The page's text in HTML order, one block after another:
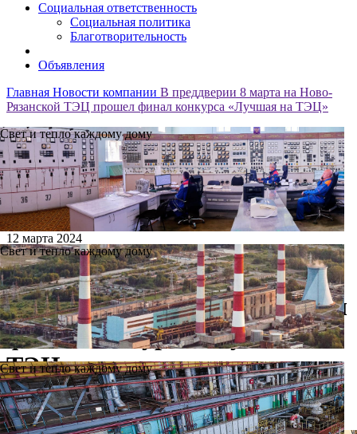
Социальная ответственность
Социальная политика
Благотворительность
Объявления
Главная Новости компании В преддверии 8 марта на Ново-
Рязанской ТЭЦ прошел финал конкурса «Лучшая на ТЭЦ»
Свет и тепло каждому дому
Свет и тепло каждому дому
Свет и тепло каждому дому
12 марта 2024
В преддверии 8 марта на
Ново-Рязанской ТЭЦ прошел
финал конкурса «Лучшая на
ТЭЦ»